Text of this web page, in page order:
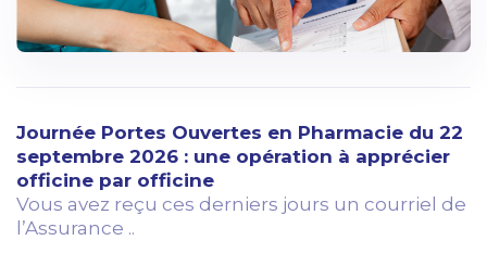
Journée Portes Ouvertes en Pharmacie du 22
septembre 2026 : une opération à apprécier
officine par officine
Vous avez reçu ces derniers jours un courriel de
l’Assurance ..